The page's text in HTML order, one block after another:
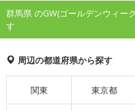
群馬県 のGW(ゴールデンウィー
す
周辺の都道府県から探す
関東 東京都